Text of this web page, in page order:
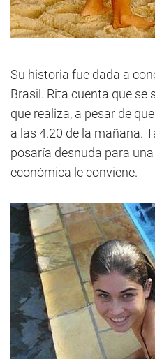
Su historia fue dada a
Brasil. Rita cuenta que se
que realiza, a pesar de
a las 4.20 de la mañana.
posaría desnuda para
económica le conviene.